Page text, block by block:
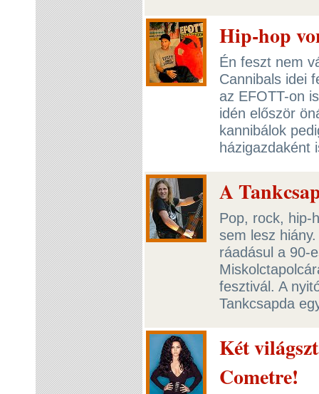
Hip-hop
Én feszt nem
Cannibals idei
az EFOTT-on
idén először
kannibálok
házigazdaként
A
Pop, rock, hip-
sem lesz
ráadásul a 90-
fesztivál. A
Tankcsapda
Két
Cometre!